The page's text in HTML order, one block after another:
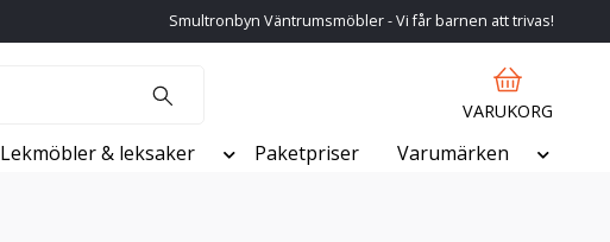
Smultronbyn Väntrumsmöbler - Vi får barnen att trivas!
VARUKORG
Lekmöbler & leksaker Paketpriser Varumärken